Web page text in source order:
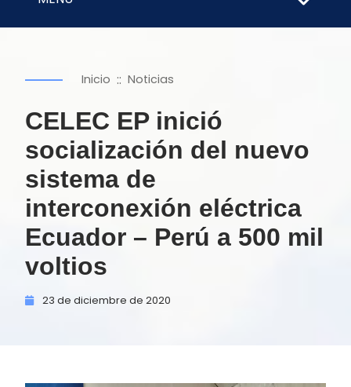
Inicio :: Noticias
CELEC EP inició
socialización del nuevo
sistema de
interconexión eléctrica
Ecuador – Perú a 500 mil
voltios
23 de diciembre de 2020